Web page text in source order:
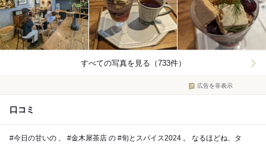
すべての写真を見る（733件）
広告を非表示
口コミ
#今日の甘いの 、 #金木犀茶店 の #旬とスパイス2024 。 なるほどね、タ